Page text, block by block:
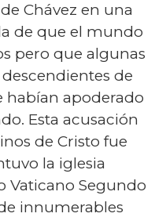
Chávez en una
de que el mundo
pero que algunas
de
habían apoderado
Esta acusación
de Cristo fue
la iglesia
Vaticano Segundo
innumerables